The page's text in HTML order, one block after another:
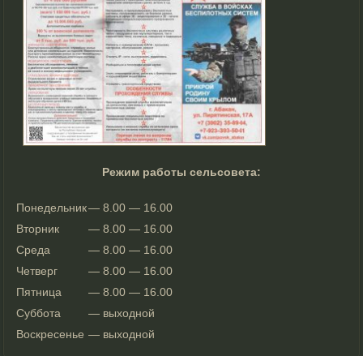
Режим работы сельсовета:
Понедельник— 8.00 — 16.00
Вторник
— 8.00 — 16.00
Среда
— 8.00 — 16.00
Четверг
— 8.00 — 16.00
Пятница
— 8.00 — 16.00
Суббота
— выходной
Воскресенье — выходной